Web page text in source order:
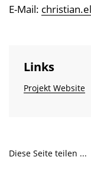
E-Mail:
Links
Projekt Website
Diese Seite teilen ...